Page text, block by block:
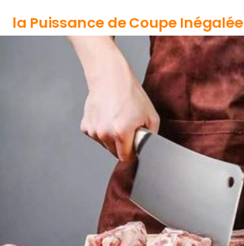
la Puissance de Coupe Inégalée